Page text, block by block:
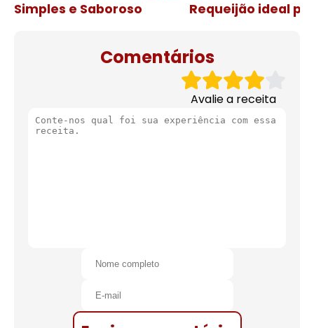
Simples e Saboroso
Requeijão ideal
Comentários
Avalie a receita